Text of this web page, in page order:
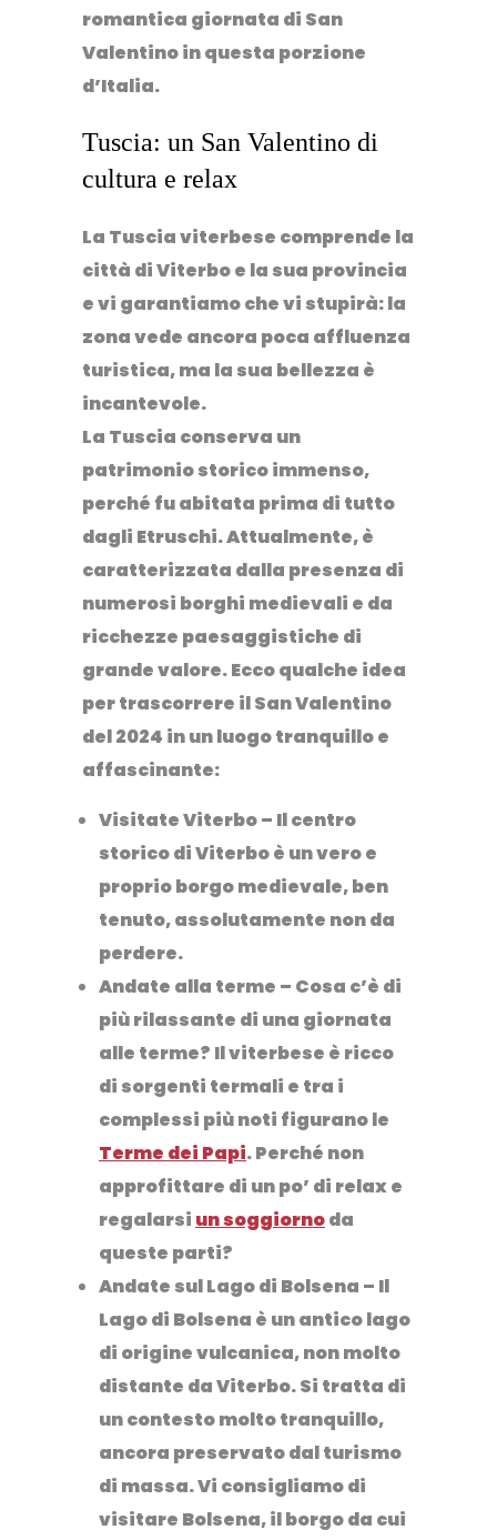
romantica giornata di San
Valentino in questa porzione
d’Italia.
Tuscia: un San Valentino di
cultura e relax
La Tuscia viterbese comprende la
città diViterboe la sua provincia
e vi garantiamo che vi stupirà: la
zona vede ancora poca affluenza
turistica, ma la sua bellezza è
incantevole.
La Tuscia conserva un
patrimonio storico immenso,
perché fu abitata prima di tutto
dagli Etruschi. Attualmente, è
caratterizzata dalla presenza di
numerosi borghi medievali e da
ricchezze paesaggistiche di
grande valore. Ecco qualche idea
per trascorrere il San Valentino
del 2024 in un luogo tranquillo e
affascinante:
Visitate Viterbo– Il centro
storico di Viterbo è un vero e
proprio borgo medievale, ben
tenuto, assolutamente non da
perdere.
Andate alla terme – Cosa c’è di
più rilassante di una giornata
alle terme? Il viterbese è ricco
di sorgenti termali e tra i
complessi più noti figurano le
Terme dei Papi. Perché non
approfittare di un po’ di relax e
regalarsi un soggiornoda
queste parti?
Andate sul Lago di Bolsena – Il
Lago di Bolsena è un antico lago
di origine vulcanica, non molto
distante da Viterbo. Si tratta di
un contesto molto tranquillo,
ancora preservato dal turismo
di massa. Vi consigliamo di
visitare Bolsena, il borgo da cui